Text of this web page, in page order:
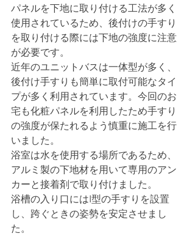
パネルを下地に取り付ける工法が多く
使用されているため、後付けの手すり
を取り付ける際には下地の強度に注意
が必要です。
近年のユニットバスは一体型が多く、
後付け手すりも簡単に取付可能なタイ
プが多く利用されています。今回のお
宅も化粧パネルを利用したため手すり
の強度が保たれるよう慎重に施工を行
いました。
浴室は水を使用する場所であるため、
アルミ製の下地材を用いて専用のアン
カーと接着剤で取り付けました。
浴槽の入り口にはI型の手すりを設置
し、跨ぐときの姿勢を安定させまし
た。